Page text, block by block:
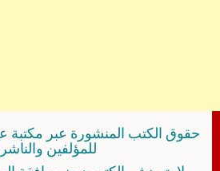
حقوق الكتب المنشورة عبر مكتبة
للمؤلفين